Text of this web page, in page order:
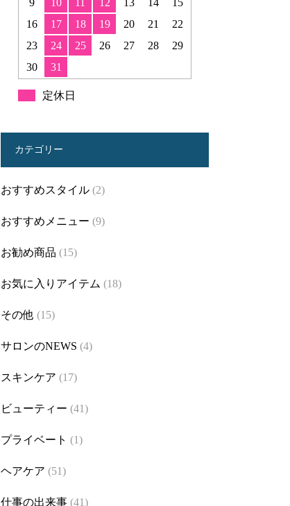
9
10 11 12 13 14
15
16
17 18 19 20 21
22
23
24 25 26 27 28
29
30
31
定休日
カテゴリー
おすすめスタイル (2)
おすすめメニュー (9)
お勧め商品 (15)
お気に入りアイテム (18)
その他 (15)
サロンのNEWS (4)
スキンケア (17)
ビューティー (41)
プライベート (1)
ヘアケア (51)
仕事の出来事 (41)